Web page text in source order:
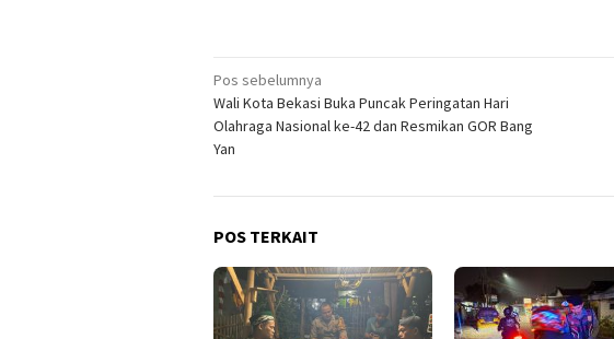
Navigasi
pos
Pos sebelumnya
Wali Kota Bekasi Buka Puncak Peringatan Hari
Olahraga Nasional ke-42 dan Resmikan GOR Bang
Yan
POS TERKAIT